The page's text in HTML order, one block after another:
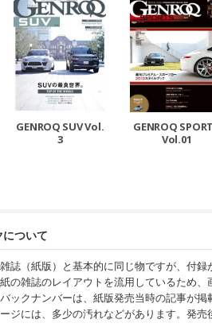
GENROQ SUV Vol.
3
GENROQ
Vol.01
について
誌（紙版）と基本的に同じ物ですが、付
の雑誌のレイアウトを流用しているため
ックナンバーは、紙版発売当時の記事が
ジには、多少の汚れなどがあります。発